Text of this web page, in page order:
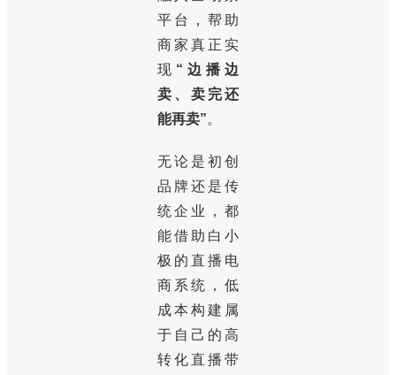
平台，帮助
商家真正实
现 “边播边
卖、卖完还
能再卖”。
无论是初创
品牌还是传
统企业，都
能借助白小
极的直播电
商系统，低
成本构建属
于自己的高
转化直播带